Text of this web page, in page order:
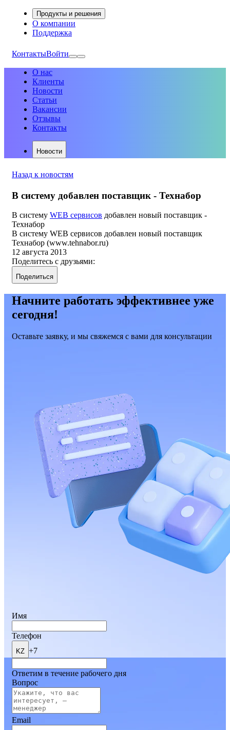
Продукты и решения
О компании
Поддержка
КонтактыВойти
О нас
Клиенты
Новости
Статьи
Вакансии
Отзывы
Контакты
Новости
Назад к новостям
В систему добавлен поставщик - Технабор
В систему WEB сервисов добавлен новый поставщик -
Технабор
В систему WEB сервисов добавлен новый поставщик
Технабор (www.tehnabor.ru)
12 августа 2013
Поделитесь с друзьями:
Поделиться
Начните работать эффективнее уже
сегодня!
Оставьте заявку, и мы свяжемся с вами для консультации
Имя
Телефон
KZ +7
Ответим в течение рабочего дня
Вопрос
Email